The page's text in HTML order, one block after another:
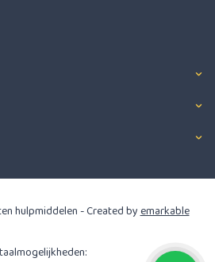
hulpmiddelen - Created byemarkable